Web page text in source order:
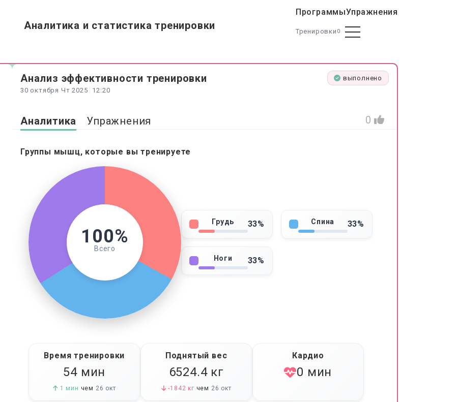
Аналитика и статистика тренировки
ПрограммыУпражнения
Тренировки 0
Анализ эффективности тренировки
30 октября Чт 2025 12:20
выполнено
Аналитика Упражнения 0
Группы мышц, которые вы тренируете
100%
Всего
Грудь 33% Спина 33%
Ноги 33%
Время тренировки
54 мин
1 мин чем 26 окт
Поднятый вес
6524.4кг
-1842 кг чем 26 окт
Кардио
0 мин